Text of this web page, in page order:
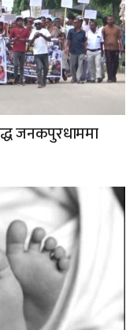
जनकपुरधाममा